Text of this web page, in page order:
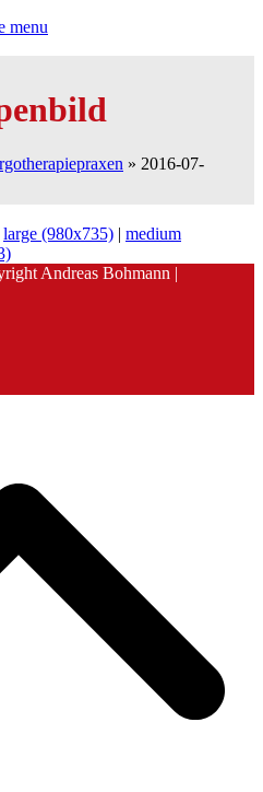
menu
» 2016-07-
large (980x735) | medium
Andreas Bohmann |